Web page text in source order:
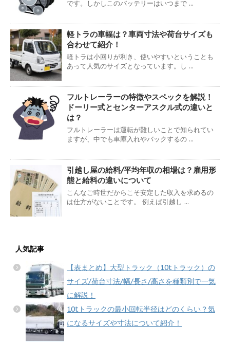
です。しかしこのバッテリーはいつまで ...
軽トラの車幅は？車両寸法や荷台サイズも
合わせて紹介！
軽トラは小回りが利き、使いやすいということも
あって人気のサイズとなっています。し ...
フルトレーラーの特徴やスペックを解説！
ドーリー式とセンターアスクル式の違いと
は？
フルトレーラーは運転が難しいことで知られてい
ますが、中でも車庫入れやバックするの ...
引越し屋の給料/平均年収の相場は？雇用形
態と給料の違いについて
こんなご時世だからこそ安定した収入を求めるの
は仕方がないことです。 例えば引越し ...
人気記事
【表まとめ】大型トラック（10tトラック）の
サイズ/荷台寸法/幅/長さ/高さを種類別で一気
に解説！
10tトラックの最小回転半径はどのくらい？気
になるサイズや寸法について紹介！